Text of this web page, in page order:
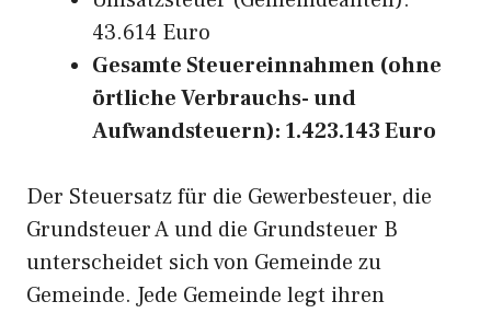
43.614 Euro
Gesamte Steuereinnahmen (ohne
örtliche Verbrauchs- und
Aufwandsteuern): 1.423.143 Euro
Der Steuersatz für die Gewerbesteuer, die
Grundsteuer A und die Grundsteuer B
unterscheidet sich von Gemeinde zu
Gemeinde. Jede Gemeinde legt ihren